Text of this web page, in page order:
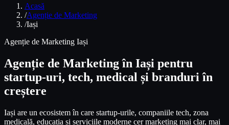
Acasă
/Agenție de Marketing
/Iași
Agenție de Marketing Iași
Agenție de Marketing în Iași pentru
startup-uri, tech, medical și branduri în
creștere
Iași are un ecosistem în care startup-urile, companiile tech, zona
medicală, educația și serviciile moderne cer marketing mai clar, mai